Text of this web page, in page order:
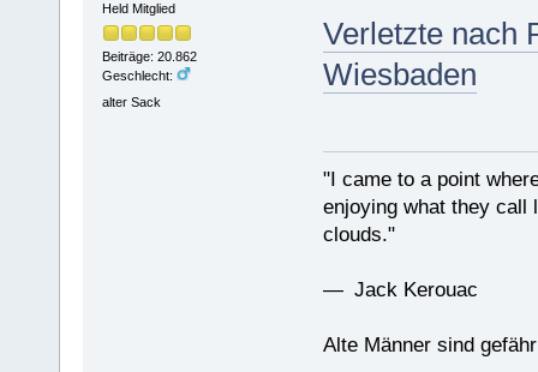
Held Mitglied
Beiträge: 20.862
Geschlecht:
alter Sack
Verletzte nach
Wiesbaden
"I came to a point
enjoying what they call
clouds."
— Jack Kerouac
Alte Männer sind